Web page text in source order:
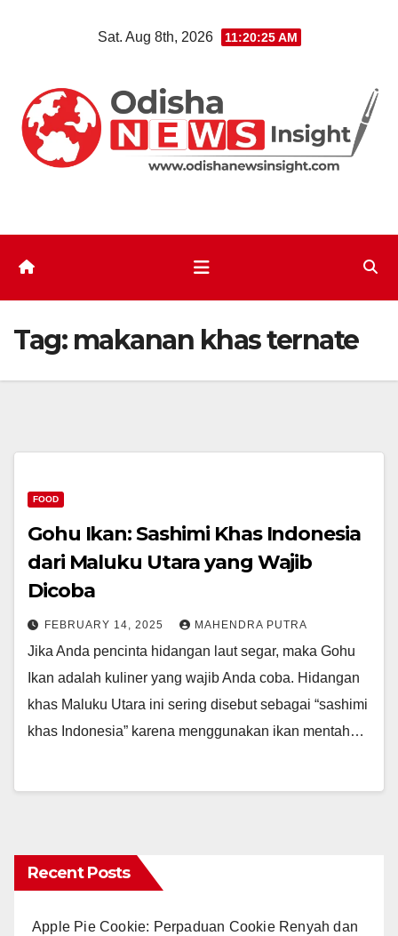
Sat. Aug 8th, 2026 11:20:26 AM
Tag: makanan khas ternate
FOOD
Gohu Ikan: Sashimi Khas Indonesia
dari Maluku Utara yang Wajib
Dicoba
FEBRUARY 14, 2025 MAHENDRA PUTRA
Jika Anda pencinta hidangan laut segar, maka Gohu
Ikan adalah kuliner yang wajib Anda coba. Hidangan
khas Maluku Utara ini sering disebut sebagai “sashimi
khas Indonesia” karena menggunakan ikan mentah…
Recent Posts
Apple Pie Cookie: Perpaduan Cookie Renyah dan